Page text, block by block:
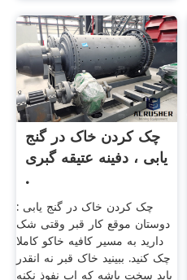
چک کردن خاک در گنج
یابی ، دفینه عتیقه گبری
.
چک کردن خاک در گنج یابی :
دوستان موقع کار قبر وقتی شک
دارید به مسیر کافیه خاکو کاملا
چک کنید. ببینید خاک قبر نه انقدر
باید سخت باشه که اب نفوذ نکنه